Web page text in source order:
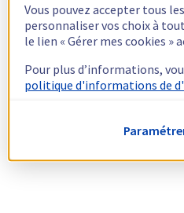
Vous pouvez accepter tous
personnaliser vos choix à
le lien « Gérer mes cookies »
Pour plus d’informations,
politique d'informations de